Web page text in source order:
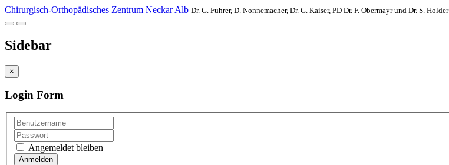
Chirurgisch-Orthopädisches Zentrum Neckar Alb Dr. G. Fuhrer, D. Nonnemacher, Dr. G. Kaiser, PD Dr. F. Obermayr und Dr. S. Holder
Sidebar
×
Login Form
Angemeldet bleiben